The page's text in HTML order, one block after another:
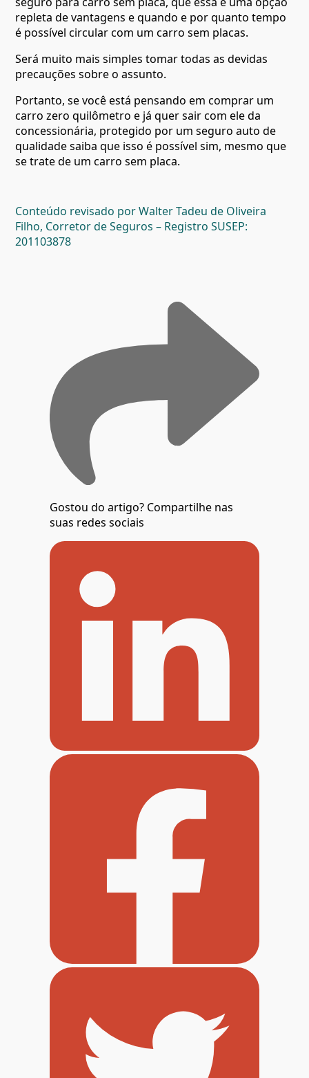
repleta de vantagens e quando e por quanto tempo
é possível circular com um carro sem placas.
Será muito mais simples tomar todas as devidas
precauções sobre o assunto.
Portanto, se você está pensando em comprar um
carro zero quilômetro e já quer sair com ele da
concessionária, protegido por um seguro auto de
qualidade saiba que isso é possível sim, mesmo que
se trate de um carro sem placa.
Conteúdo revisado por Walter Tadeu de Oliveira
Filho, Corretor de Seguros – Registro SUSEP:
201103878
Gostou do artigo? Compartilhe nas
suas redes sociais